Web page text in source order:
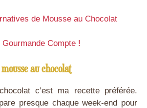
de Mousse au Chocolat
Compte !
au chocolat
c’est ma recette préférée.
presque chaque week-end pour